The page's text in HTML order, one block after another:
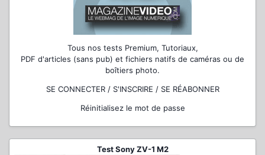
Tous nos tests Premium, Tutoriaux,
PDF d'articles (sans pub) et fichiers natifs de caméras ou de
boîtiers photo.
SE CONNECTER / S'INSCRIRE / SE RÉABONNER
Réinitialisez le mot de passe
Test Sony ZV-1 M2